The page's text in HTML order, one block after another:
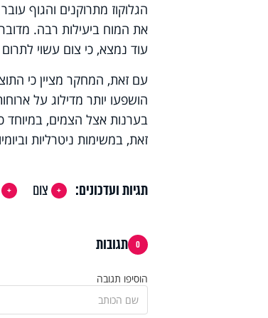
הגלוקוז מתרוקנים והגוף
את המוח ביעילות רבה.
עוד נמצא, כי צום עשוי
עם זאת, המחקר מציין כי
הושפעו יותר מדילוג על
בערנות אצל הצמים, במיוחד
זאת, במשימות ניטרליות
תגיות ועדכונים: צום
0 תגובות
הוסיפו תגובה